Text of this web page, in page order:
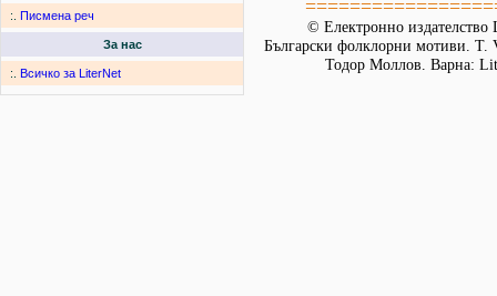
:. Писмена реч
За нас
:. Всичко за LiterNet
© Електронно издателство
Български фолклорни мотиви.
Тодор Моллов. Варна: